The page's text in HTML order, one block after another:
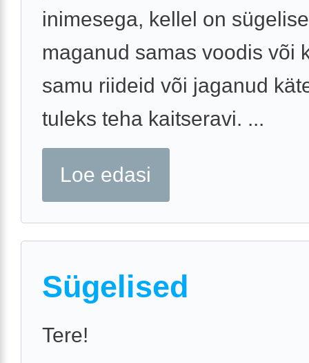
inimesega, kellel on
maganud samas voodis või
samu riideid või jaganud
tuleks teha kaitseravi. ...
Loe edasi
Sügelised
Tere!